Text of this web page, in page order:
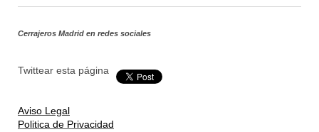
Cerrajeros Madrid en redes sociales
Twittear esta página
Aviso Legal
Politica de Privacidad